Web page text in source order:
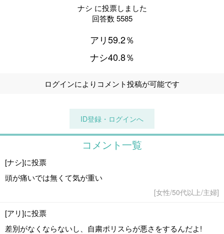
アリ／ナシ
登録・ログイン/マイルーム
ナシ に投票しました
回答数 5585
アリ59.2％
ナシ40.8％
ログインによりコメント投稿が可能です
ID登録・ログインへ
コメント一覧
[ナシ]に投票
頭が痛いでは無くて気が重い
[女性/50代以上/主婦]
[アリ]に投票
差別がなくならないし、自粛ポリスらが悪さをするんだよ!